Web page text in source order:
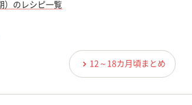
）のレシピ一覧
12～18カ月頃まとめ